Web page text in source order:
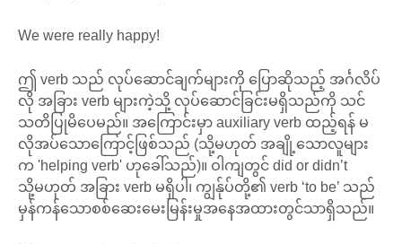
We were really happy!
ဤ verb သည် လုပ်ဆောင်ချက်များကို ပြောဆိုသည့် အင်္ဂလိပ်
လို အခြား verb များကဲ့သို့ လုပ်ဆောင်ခြင်းမရှိသည်ကို သင်
သတိပြုမိပေမည်။ အကြောင်းမှာ auxiliary verb ထည့်ရန် မ
လိုအပ်သောကြောင့်ဖြစ်သည် (သို့မဟုတ် အချို့သောလူများ
က 'helping verb' ဟုခေါ်သည်)။ ဝါကျတွင် did or didn’t
သို့မဟုတ် အခြား verb မရှိပါ၊ ကျွန်ုပ်တို့၏ verb ‘to be’ သည်
မှန်ကန်သောစစ်ဆေးမေးမြန်းမှုအနေအထားတွင်သာရှိသည်။